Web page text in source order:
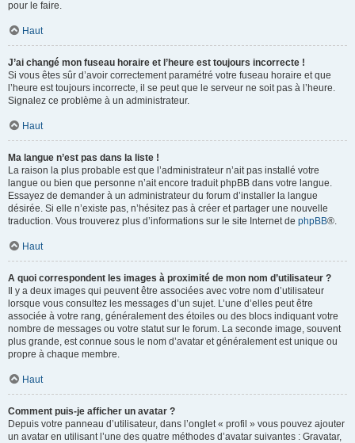
pour le faire.
Haut
J’ai changé mon fuseau horaire et l’heure est toujours incorrecte !
Si vous êtes sûr d’avoir correctement paramétré votre fuseau horaire et que
l’heure est toujours incorrecte, il se peut que le serveur ne soit pas à l’heure.
Signalez ce problème à un administrateur.
Haut
Ma langue n’est pas dans la liste !
La raison la plus probable est que l’administrateur n’ait pas installé votre
langue ou bien que personne n’ait encore traduit phpBB dans votre langue.
Essayez de demander à un administrateur du forum d’installer la langue
désirée. Si elle n’existe pas, n’hésitez pas à créer et partager une nouvelle
traduction. Vous trouverez plus d’informations sur le site Internet de phpBB®.
Haut
A quoi correspondent les images à proximité de mon nom d’utilisateur ?
Il y a deux images qui peuvent être associées avec votre nom d’utilisateur
lorsque vous consultez les messages d’un sujet. L’une d’elles peut être
associée à votre rang, généralement des étoiles ou des blocs indiquant votre
nombre de messages ou votre statut sur le forum. La seconde image, souvent
plus grande, est connue sous le nom d’avatar et généralement est unique ou
propre à chaque membre.
Haut
Comment puis-je afficher un avatar ?
Depuis votre panneau d’utilisateur, dans l’onglet « profil » vous pouvez ajouter
un avatar en utilisant l’une des quatre méthodes d’avatar suivantes : Gravatar,